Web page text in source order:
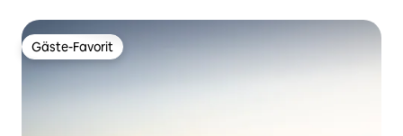
Gäste-Favorit
Gäste-Favorit